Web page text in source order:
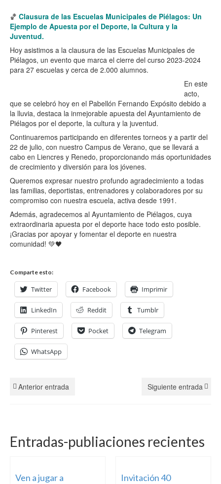
🏀 Clausura de las Escuelas Municipales de Piélagos: Un
Ejemplo de Apuesta por el Deporte, la Cultura y la
Juventud.
Hoy asistimos a la clausura de las Escuelas Municipales de
Piélagos, un evento que marca el cierre del curso 2023-2024
para 27 escuelas y cerca de 2.000 alumnos.
En este
acto,
que se celebró hoy en el Pabellón Fernando Expósito debido a
la lluvia, destaca la inmejorable apuesta del Ayuntamiento de
Piélagos por el deporte, la cultura y la juventud.
Continuaremos participando en diferentes torneos y a partir del
22 de julio, con nuestro Campus de Verano, que se llevará a
cabo en Liencres y Renedo, proporcionando más oportunidades
de crecimiento y diversión para los jóvenes.
Queremos expresar nuestro profundo agradecimiento a todas
las familias, deportistas, entrenadores y colaboradores por su
compromiso con nuestra escuela, activa desde 1991.
Además, agradecemos al Ayuntamiento de Piélagos, cuya
extraordinaria apuesta por el deporte hace todo esto posible.
¡Gracias por apoyar y fomentar el deporte en nuestra
comunidad! 💚🖤
Comparte esto:
Twitter Facebook Imprimir
LinkedIn Reddit Tumblr
Pinterest Pocket Telegram
WhatsApp
Anterior entrada Siguiente entrada
Entradas-publiaciones recientes
Ven a jugar a
Invitación 40